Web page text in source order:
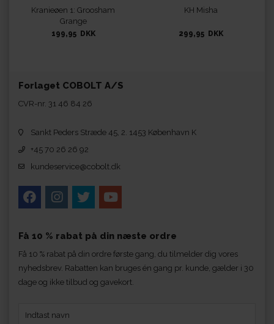
Kranieøen 1: Groosham
Grange
199,95 DKK
KH Misha
299,95 DKK
Forlaget COBOLT A/S
CVR-nr. 31 46 84 26
Sankt Peders Stræde 45, 2. 1453 København K
+45 70 26 26 92
kundeservice@cobolt.dk
Få 10 % rabat på din næste ordre
Få 10 % rabat på din ordre første gang, du tilmelder dig vores
nyhedsbrev. Rabatten kan bruges én gang pr. kunde, gælder i 30
dage og ikke tilbud og gavekort.